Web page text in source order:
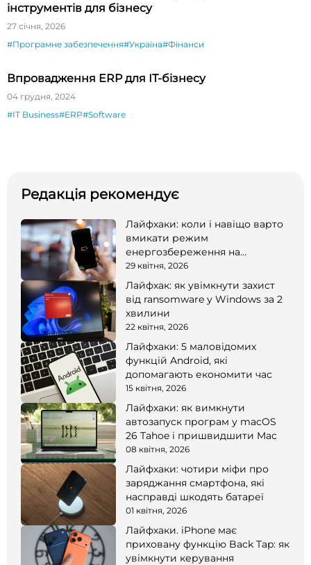
інструментів для бізнесу
27 січня, 2026
#Програмне забезпечення#Україна#Фінанси
Впровадження ERP для ІТ-бізнесу
04 грудня, 2024
#IT Business#ERP#Software
Редакція рекомендує
Лайфхаки: коли і навіщо варто
вмикати режим
енергозбереження на
смартфоні
29 квітня, 2026
Лайфхак: як увімкнути захист
від ransomware у Windows за 2
хвилини
22 квітня, 2026
Лайфхаки: 5 маловідомих
функцій Android, які
допомагають економити час
15 квітня, 2026
Лайфхаки: як вимкнути
автозапуск програм у macOS
26 Tahoe і пришвидшити Mac
08 квітня, 2026
Лайфхаки: чотири міфи про
заряджання смартфона, які
насправді шкодять батареї
01 квітня, 2026
Лайфхаки. iPhone має
приховану функцію Back Tap: як
увімкнути керування